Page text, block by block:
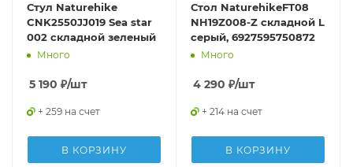
Стул Naturehike
CNK2550JJ019 Sea star
002 складной зеленый
Много
5 190 ₽/шт
+ 259 на счет
В КОРЗИНУ
Стол NaturehikeFT08
NH19Z008-Z складной L
серый, 6927595750872
Много
4 290 ₽/шт
+ 214 на счет
В КОРЗИНУ